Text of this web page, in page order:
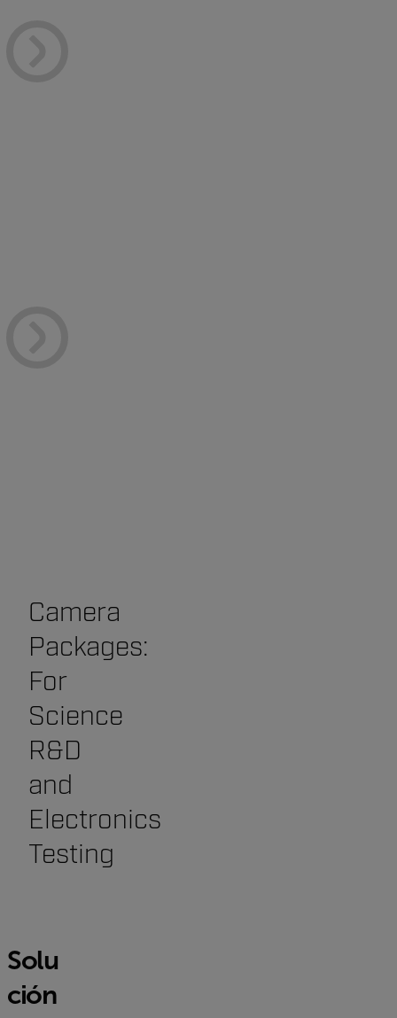
Camera
Packages:
For
Science
R&D
and
Electronics
Testing
Solu
ción